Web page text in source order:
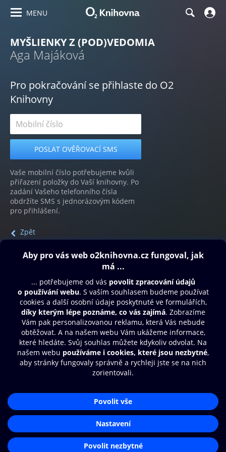
MENU
MYŠLIENKY Z (POD)VEDOMIA
Aga Majáková
Pro pokračování se přihlaste do O2
Knihovny
Vaše mobilní číslo potřebujeme kvůli
přiřazení položky do Vaší knihovny. Po
zadání Vašeho telefonního čísla
obdržíte SMS s jednorázovým kódem
pro přihlášení.
Zpět
Obsah ke stažení
Moje O2 Knihovna
Další zábava
© O2 Czech Republic a.s.
Přístupnost
Zásady zpracování osobních údajů
Nastavení cookies
Aplikace O2 Knihovna
Čti a poslouchej své e-knihy a
audioknihy rychleji a pohodlněji.